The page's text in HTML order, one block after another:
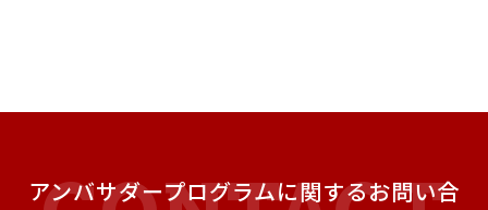
アンバサダープログラムに関するお問い合